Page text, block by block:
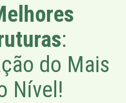
:
do Mais
Nível!